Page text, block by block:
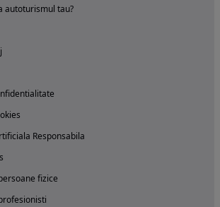
autoturismul tau?
Responsabila
fizice